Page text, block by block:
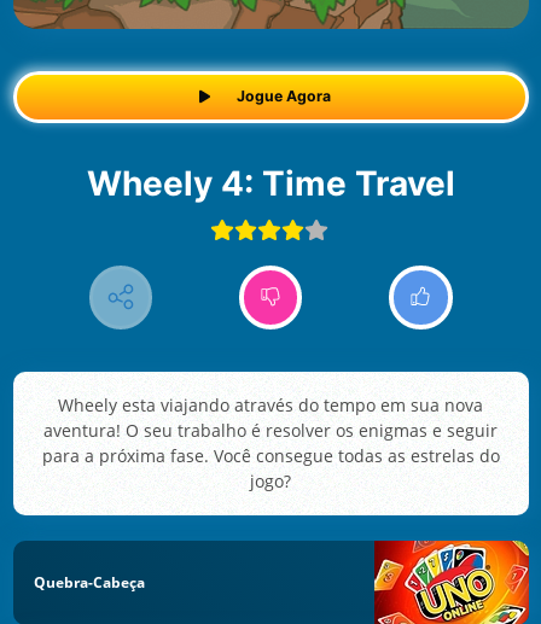
Jogue Agora
Wheely 4: Time Travel
Wheely esta viajando através do tempo em sua nova
aventura! O seu trabalho é resolver os enigmas e seguir
para a próxima fase. Você consegue todas as estrelas do
jogo?
Quebra-Cabeça